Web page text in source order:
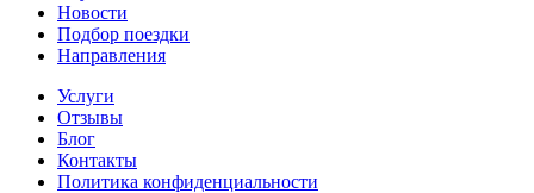
Новости
Подбор поездки
Направления
Услуги
Отзывы
Блог
Контакты
Политика конфиденциальности